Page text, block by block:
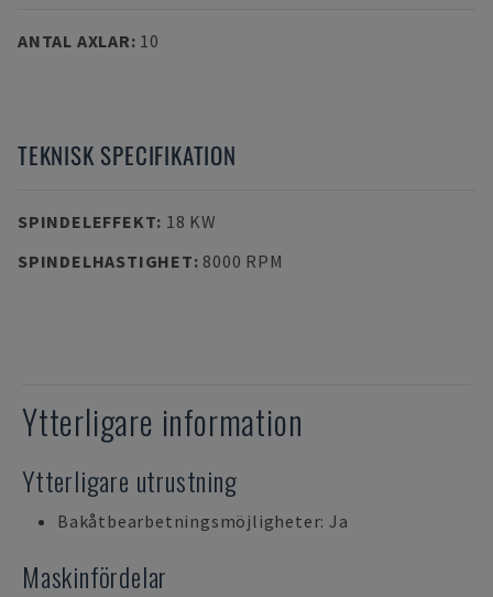
ANTAL AXLAR: 10
TEKNISK SPECIFIKATION
SPINDELEFFEKT: 18 KW
SPINDELHASTIGHET: 8000 RPM
Ytterligare information
Ytterligare utrustning
Bakåtbearbetningsmöjligheter: Ja
Maskinfördelar